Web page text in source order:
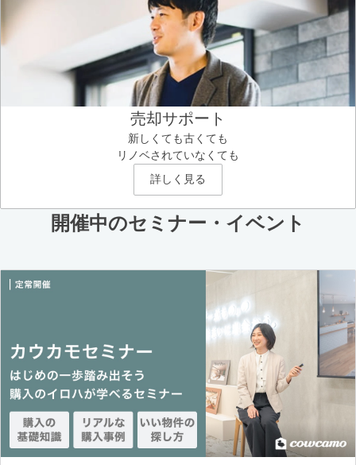
売却サポート
新しくても古くても
リノベされていなくても
詳しく見る
開催中のセミナー・イベント